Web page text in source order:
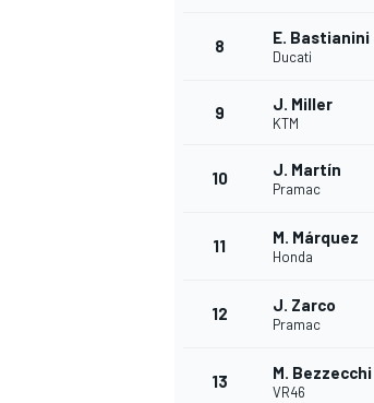
8 E. Bastianini
Ducati
9 J. Miller
KTM
10 J. Martín
Pramac
11 M. Márquez
Honda
12 J. Zarco
Pramac
13 M. Bezzecchi
VR46